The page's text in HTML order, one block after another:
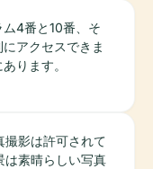
4番と10番、そ
アクセスできま
ります。
撮影は許可されて
は素晴らしい写真